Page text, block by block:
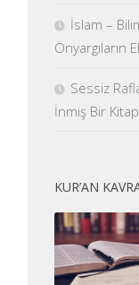
İslam –
Önyargıların
Sessiz
İnmiş Bir
KUR’AN